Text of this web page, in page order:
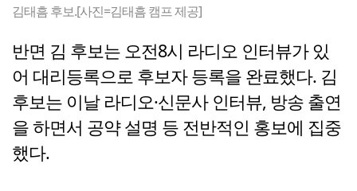
김태흠 후보.[사진=김태흠 캠프 제공]
반면 김 후보는 오전8시 라디오 인터뷰가 있
어 대리등록으로 후보자 등록을 완료했다. 김
후보는 이날 라디오·신문사 인터뷰, 방송 출연
을 하면서 공약 설명 등 전반적인 홍보에 집중
했다.